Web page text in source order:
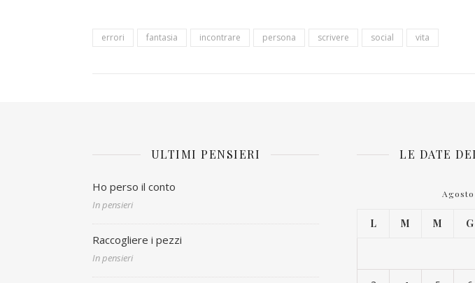
errori fantasia incontrare persona scrivere social vita
ULTIMI PENSIERI
Ho perso il conto
In pensieri
Raccogliere i pezzi
In pensieri
LE DATE
L M M G